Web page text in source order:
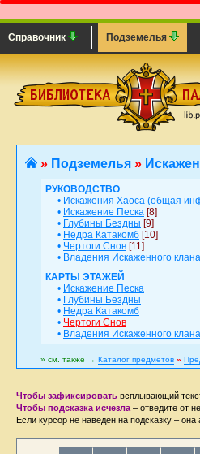
Справочник Подземелья
» Подземелья »
РУКОВОДСТВО
• Искажения Хаоса (общая
• Искажение Песка [8]
• Глубины Бездны [9]
• Недра Катакомб [10]
• Чертоги Снов [11]
• Владения Искаженного клана
КАРТЫ ЭТАЖЕЙ
• Искажение Песка
• Глубины Бездны
• Недра Катакомб
• Чертоги Снов
• Владения Искаженного клана
» см. также → Каталог предметов »
Чтобы зафиксировать всплывающий
Чтобы подсказка исчезла – отведите от
Если курсор не наведен на подсказку –